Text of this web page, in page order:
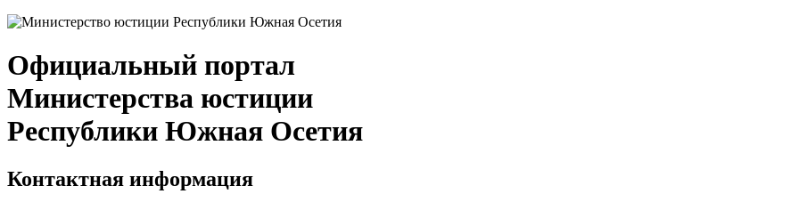
Официальный портал
Министерства юстиции
Республики Южная Осетия
Контактная информация